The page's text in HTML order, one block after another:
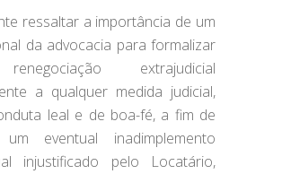
ressaltar a importância de um
da advocacia para formalizar
extrajudicial
a qualquer medida judicial,
leal e de boa-fé, a fim de
um eventual inadimplemento
injustificado pelo Locatário,